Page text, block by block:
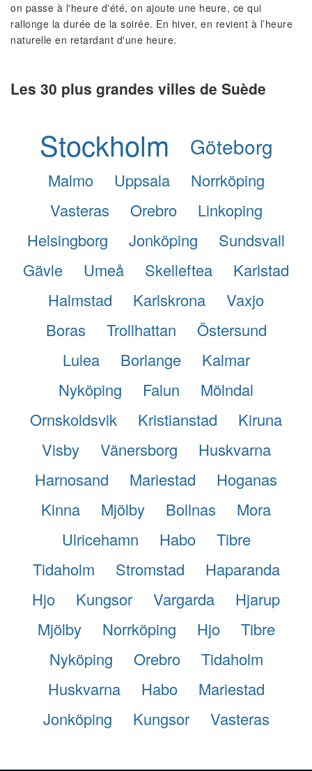
on passe à l'heure d'été, on ajoute une heure, ce qui
rallonge la durée de la soirée. En hiver, en revient à l’heure
naturelle en retardant d'une heure.
Les 30 plus grandes villes de Suède
Stockholm Göteborg
Malmo Uppsala
Norrköping
Vasteras
Orebro
Linkoping
Helsingborg
Jonköping
Sundsvall
Gävle
Umeå Skelleftea
Karlstad
Halmstad
Karlskrona
Vaxjo
Boras
Trollhattan
Östersund
Lulea
Borlange
Kalmar
Nyköping
Falun
Mölndal
Ornskoldsvik
Kristianstad
Kiruna
Visby
Vänersborg
Huskvarna
Harnosand
Mariestad
Hoganas
Kinna
Mjölby Bollnas
Mora
Ulricehamn
Habo
Tibre
Tidaholm
Stromstad
Haparanda
Hjo
Kungsor Vargarda
Hjarup
Mjölby
Norrköping Hjo
Tibre
Nyköping
Orebro
Tidaholm
Huskvarna
Habo
Mariestad
Jonköping
Kungsor Vasteras